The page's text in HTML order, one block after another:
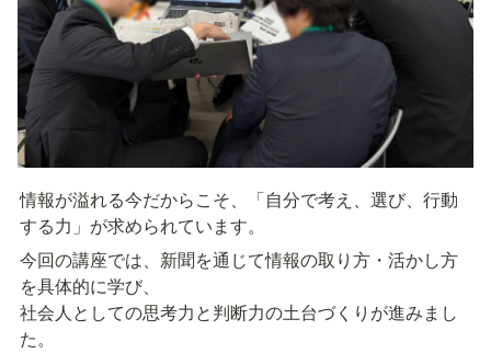
情報が溢れる今だからこそ、「自分で考え、選び、行動
する力」が求められています。
今回の講座では、新聞を通じて情報の取り方・活かし方
を具体的に学び、
社会人としての思考力と判断力の土台づくりが進みまし
た。